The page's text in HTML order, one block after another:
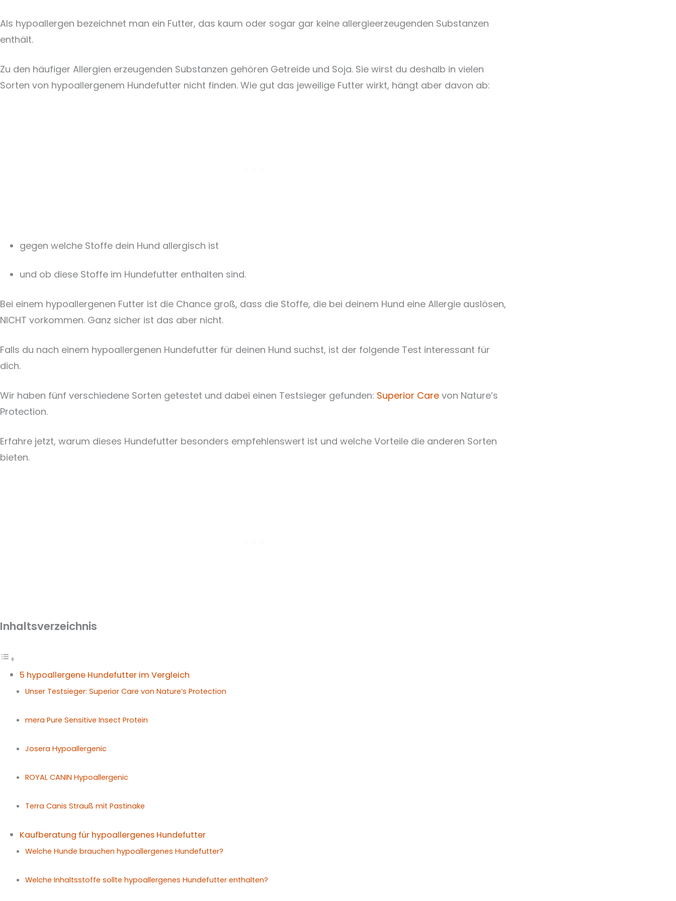
Als hypoallergen bezeichnet man ein Futter, das kaum oder sogar gar keine allergieerzeugenden Substanzen
enthält.
Zu den häufiger Allergien erzeugenden Substanzen gehören Getreide und Soja. Sie wirst du deshalb in vielen
Sorten von hypoallergenem Hundefutter nicht finden. Wie gut das jeweilige Futter wirkt, hängt aber davon ab:
gegen welche Stoffe dein Hund allergisch ist
und ob diese Stoffe im Hundefutter enthalten sind.
Bei einem hypoallergenen Futter ist die Chance groß, dass die Stoffe, die bei deinem Hund eine Allergie auslösen,
NICHT vorkommen. Ganz sicher ist das aber nicht.
Falls du nach einem hypoallergenen Hundefutter für deinen Hund suchst, ist der folgende Test interessant für
dich.
Wir haben fünf verschiedene Sorten getestet und dabei einen Testsieger gefunden: Superior Care von Nature’s
Protection.
Erfahre jetzt, warum dieses Hundefutter besonders empfehlenswert ist und welche Vorteile die anderen Sorten
bieten.
Inhaltsverzeichnis
5 hypoallergene Hundefutter im Vergleich
Unser Testsieger: Superior Care von Nature’s Protection
mera Pure Sensitive Insect Protein
Josera Hypoallergenic
ROYAL CANIN Hypoallergenic
Terra Canis Strauß mit Pastinake
Kaufberatung für hypoallergenes Hundefutter
Welche Hunde brauchen hypoallergenes Hundefutter?
Welche Inhaltsstoffe sollte hypoallergenes Hundefutter enthalten?